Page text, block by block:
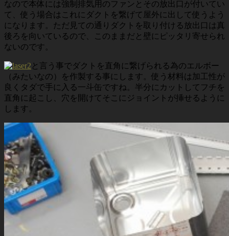
なので本体には強制排気用のファンとその放出口が付いてい
て、使う場合はこれにダクトを繋げて屋外に出して使うよう
になります。ただ見ての通りダクトを取り付ける放出口は真
後ろを向いているので、このままだと壁にピッタリ寄せられ
ないのです。
と言う事でダクトを直角に繋げられる為のエルボー
（みたいなの）を作製する事にします。使う材料は加工性が
良くタダで手に入る一斗缶ですね。半分にカットしてフチを
直角に起こし、穴を開けてそこにジョイントが挿せるように
します。